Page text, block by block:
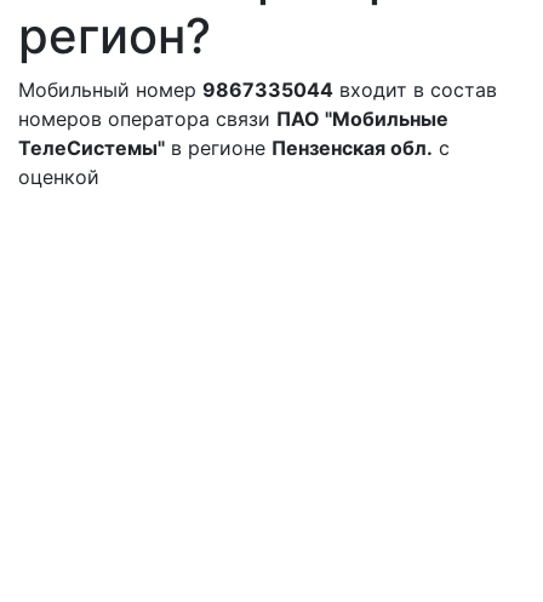
регион?
Мобильный номер 9867335044 входит в состав
номеров оператора связи ПАО "Мобильные
ТелеСистемы" в регионе Пензенская обл. с
оценкой